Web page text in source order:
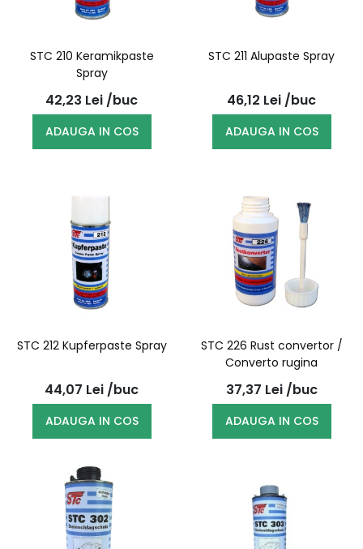
STC 210 Keramikpaste
Spray
42,23 Lei /buc
ADAUGA IN COS
STC 211 Alupaste Spray
46,12 Lei /buc
ADAUGA IN COS
STC 212 Kupferpaste Spray
44,07 Lei /buc
ADAUGA IN COS
STC 226 Rust convertor /
Converto rugina
37,37 Lei /buc
ADAUGA IN COS